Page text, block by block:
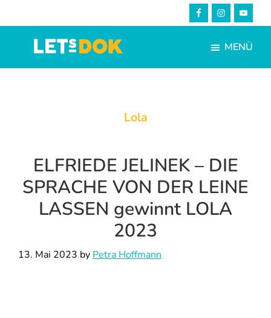
to
content
Fußzeile
springen
LETsDOK
Bundesweite
MENÜ
Lola
ELFRIEDE JELINEK – DIE
SPRACHE VON DER LEINE
LASSEN gewinnt LOLA
2023
13. Mai 2023 by Petra Hoffmann